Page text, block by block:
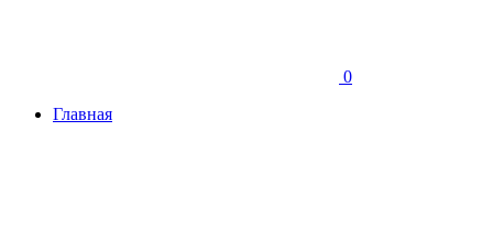
0
Главная